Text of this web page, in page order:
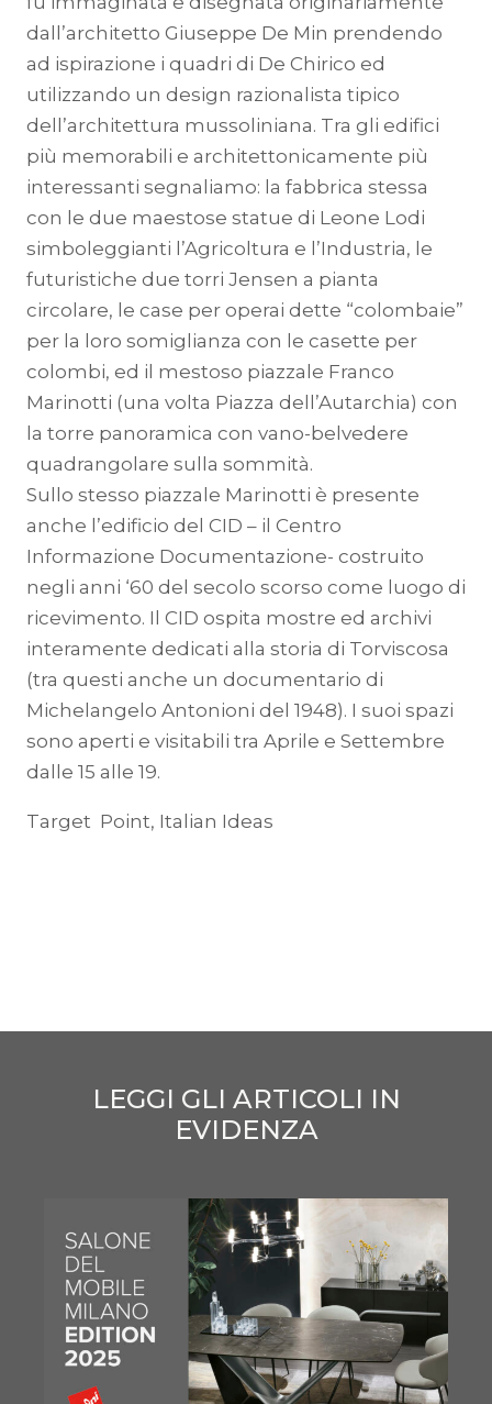
dall’architetto Giuseppe De Min prendendo
ad ispirazione i quadri di De Chirico ed
utilizzando un design razionalista tipico
dell’architettura mussoliniana. Tra gli edifici
più memorabili e architettonicamente più
interessanti segnaliamo: la fabbrica stessa
con le due maestose statue di Leone Lodi
simboleggianti l’Agricoltura e l’Industria, le
futuristiche due torri Jensen a pianta
circolare, le case per operai dette “colombaie”
per la loro somiglianza con le casette per
colombi, ed il mestoso piazzale Franco
Marinotti (una volta Piazza dell’Autarchia) con
la torre panoramica con vano-belvedere
quadrangolare sulla sommità.
Sullo stesso piazzale Marinotti è presente
anche l’edificio del CID – il Centro
Informazione Documentazione- costruito
negli anni ‘60 del secolo scorso come luogo di
ricevimento. Il CID ospita mostre ed archivi
interamente dedicati alla storia di Torviscosa
(tra questi anche un documentario di
Michelangelo Antonioni del 1948). I suoi spazi
sono aperti e visitabili tra Aprile e Settembre
dalle 15 alle 19.
Target Point, Italian Ideas
LEGGI GLI ARTICOLI IN
EVIDENZA